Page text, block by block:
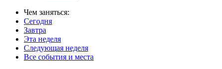
Чем заняться:
Сегодня
Завтра
Эта неделя
Следующая неделя
Все события и места